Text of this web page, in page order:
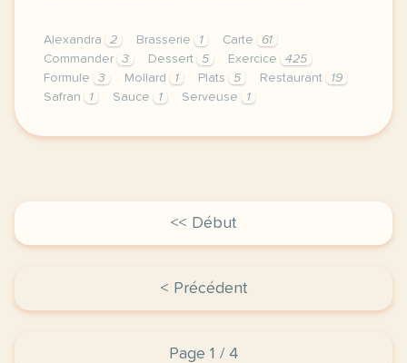
Alexandra 2 Brasserie 1 Carte
61
Commander
3 Dessert 5 Exercice
425
Formule
3 Mollard 1 Plats 5 Restaurant
19
Safran
1 Sauce 1 Serveuse 1
exercice b1 la brasserie mollard commander au
<< Début
< Précédent
Page 1 / 4